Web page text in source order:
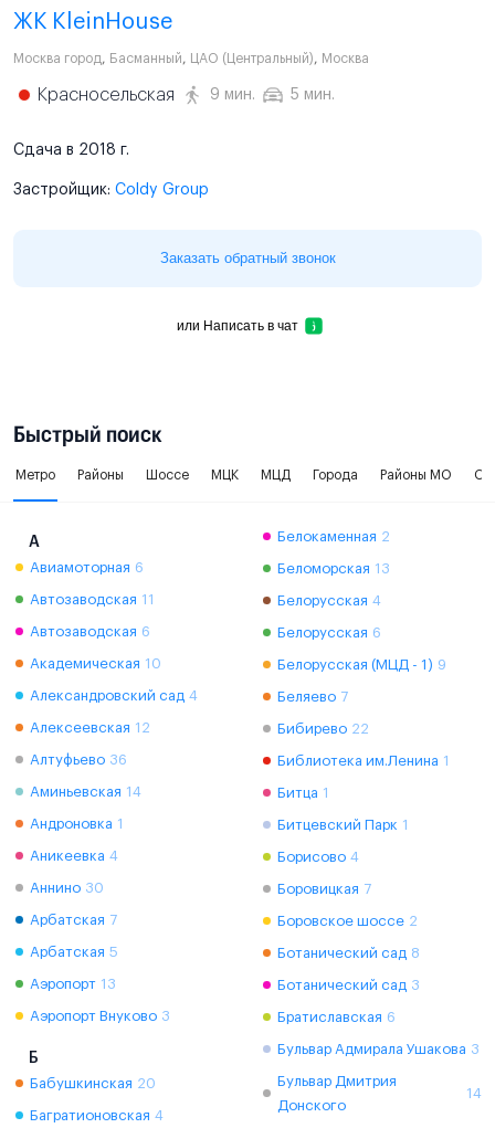
ЖК KleinHouse
Москва город, Басманный, ЦАО (Центральный), Москва
Красносельская 9 мин. 5 мин.
Сдача в 2018 г.
Застройщик: Coldy Group
Заказать обратный звонок
или Написать в чат
Быстрый поиск
Метро Районы Шоссе МЦК МЦД Города Районы МО
А
Авиамоторная 6
Автозаводская 11
Автозаводская 6
Академическая 10
Александровский сад 4
Алексеевская 12
Алтуфьево 36
Аминьевская 14
Андроновка 1
Аникеевка 4
Аннино 30
Арбатская 7
Арбатская 5
Аэропорт 13
Аэропорт Внуково 3
Б
Бабушкинская 20
Багратионовская 4
Белокаменная 2
Беломорская 13
Белорусская 4
Белорусская 6
Белорусская (МЦД - 1) 9
Беляево 7
Бибирево 22
Библиотека им.Ленина 1
Битца 1
Битцевский Парк 1
Борисово 4
Боровицкая 7
Боровское шоссе 2
Ботанический сад 8
Ботанический сад 3
Братиславская 6
Бульвар Адмирала Ушакова 3
Бульвар Дмитрия
Донского
14